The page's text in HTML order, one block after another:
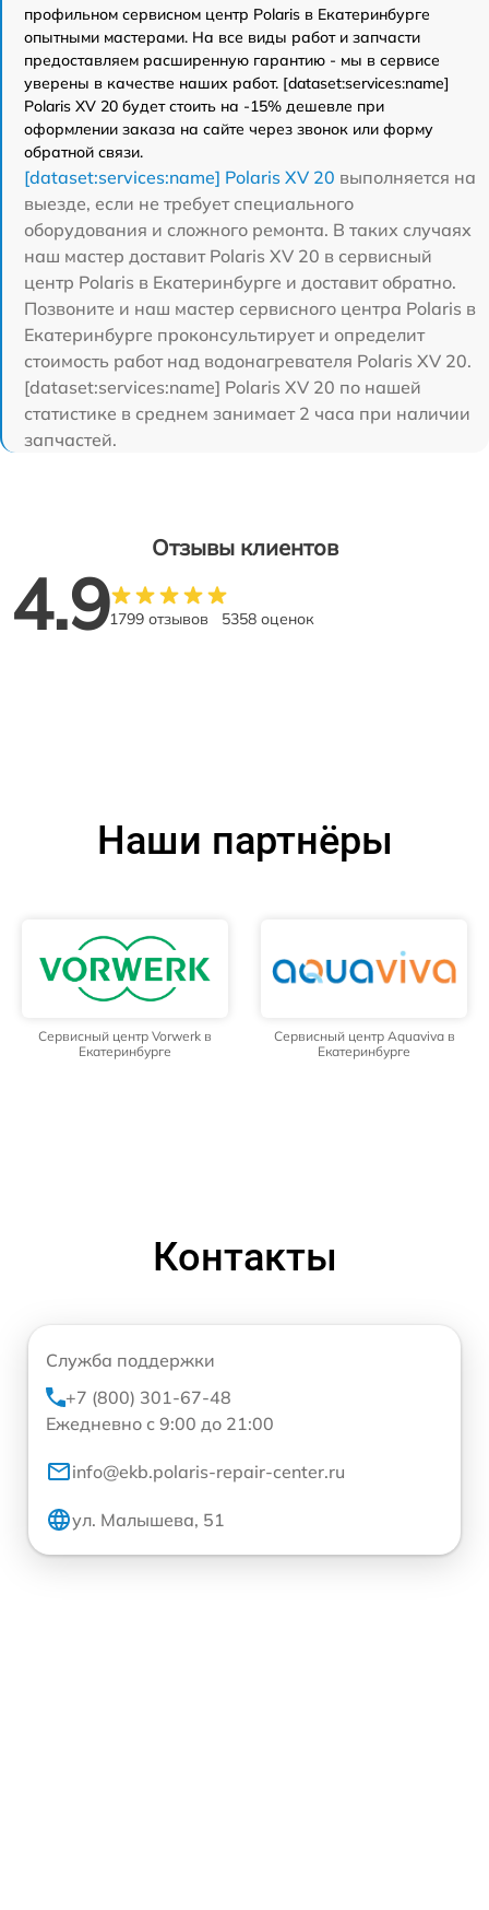
профильном сервисном центр Polaris в Екатеринбурге
опытными мастерами. На все виды работ и запчасти
предоставляем расширенную гарантию - мы в сервисе
уверены в качестве наших работ. [dataset:services:name]
Polaris XV 20 будет стоить на -15% дешевле при
оформлении заказа на сайте через звонок или форму
обратной связи.
[dataset:services:name] Polaris XV 20 выполняется на
выезде, если не требует специального
оборудования и сложного ремонта. В таких случаях
наш мастер доставит Polaris XV 20 в сервисный
центр Polaris в Екатеринбурге и доставит обратно.
Позвоните и наш мастер сервисного центра Polaris в
Екатеринбурге проконсультирует и определит
стоимость работ над водонагревателя Polaris XV 20.
[dataset:services:name] Polaris XV 20 по нашей
статистике в среднем занимает 2 часа при наличии
запчастей.
Отзывы клиентов
4.91799 отзывов 5358 оценок
Наши партнёры
Сервисный центр Vorwerk в
Екатеринбурге
Сервисный центр Aquaviva в
Екатеринбурге
Контакты
Служба поддержки
+7 (800) 301-67-48
Ежедневно с 9:00 до 21:00
info@ekb.polaris-repair-center.ru
ул. Малышева, 51